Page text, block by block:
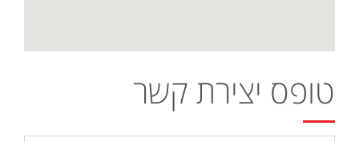
טופס יצירת קשר